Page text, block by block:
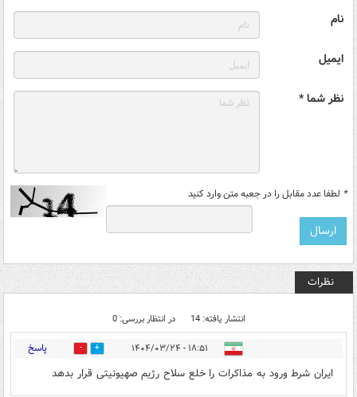
نام
ایمیل
نظر شما *
* لطفا عدد مقابل را در جعبه متن وارد کنید
نظرات
انتشار یافته: 14 در انتظار بررسی: 0
۱۸:۵۱ - ۱۴۰۴/۰۳/۲۴ 2 پاسخ
ایران شرط ورود به مذاکرات را خلع سلاح رژیم صهیونیتی قرار بدهد